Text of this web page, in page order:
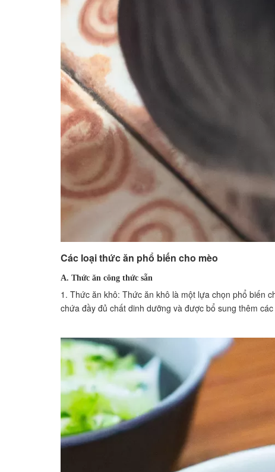
Các loại thức ăn phổ biến cho mèo
A. Thức ăn công thức sẵn
1. Thức ăn khô: Thức ăn khô là một lựa chọn phổ biến
chứa đầy đủ chất dinh dưỡng và được bổ sung thêm